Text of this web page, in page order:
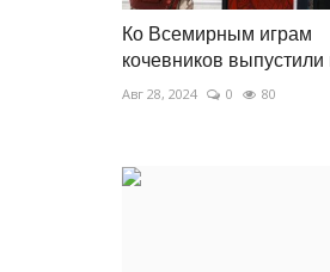
Ко Всемирным играм
кочевников выпустили
Авг 28, 2024 0 80